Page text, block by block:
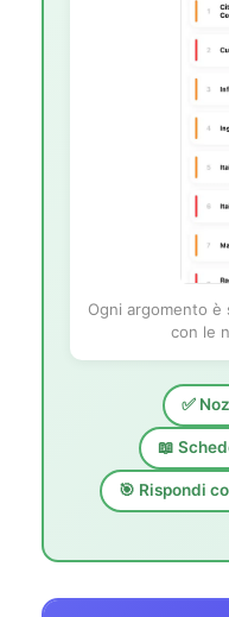
Ogni argomento è
con le
✅
📖
🎯 Rispondi